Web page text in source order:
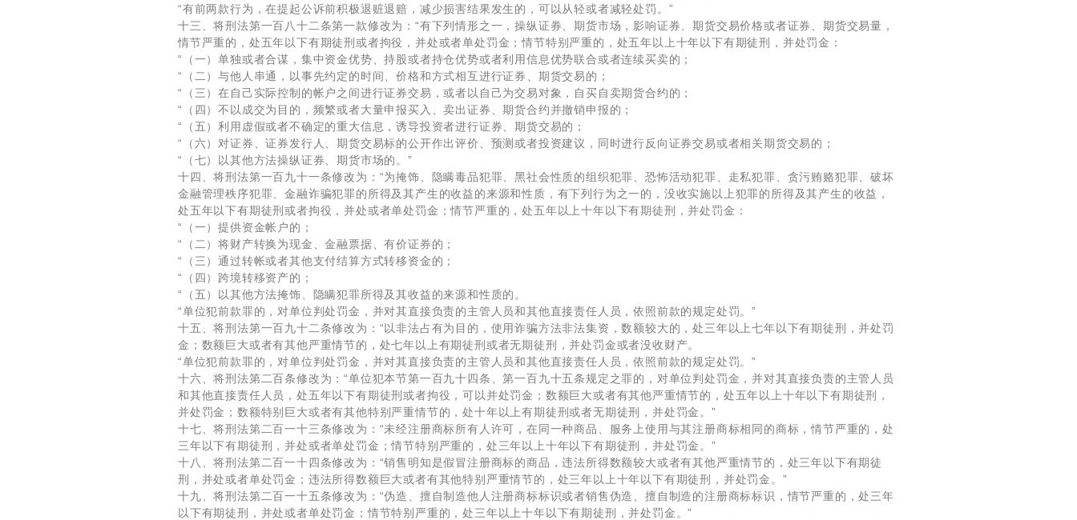
“有前两款行为，在提起公诉前积极退赃退赔，减少损害结果发生的，可以从轻或者减轻处罚。”
十三、将刑法第一百八十二条第一款修改为：“有下列情形之一，操纵证券、期货市场，影响证券、期货交易价格或者证券、期货交易量，
情节严重的，处五年以下有期徒刑或者拘役，并处或者单处罚金；情节特别严重的，处五年以上十年以下有期徒刑，并处罚金：
“（一）单独或者合谋，集中资金优势、持股或者持仓优势或者利用信息优势联合或者连续买卖的；
“（二）与他人串通，以事先约定的时间、价格和方式相互进行证券、期货交易的；
“（三）在自己实际控制的帐户之间进行证券交易，或者以自己为交易对象，自买自卖期货合约的；
“（四）不以成交为目的，频繁或者大量申报买入、卖出证券、期货合约并撤销申报的；
“（五）利用虚假或者不确定的重大信息，诱导投资者进行证券、期货交易的；
“（六）对证券、证券发行人、期货交易标的公开作出评价、预测或者投资建议，同时进行反向证券交易或者相关期货交易的；
“（七）以其他方法操纵证券、期货市场的。”
十四、将刑法第一百九十一条修改为：“为掩饰、隐瞒毒品犯罪、黑社会性质的组织犯罪、恐怖活动犯罪、走私犯罪、贪污贿赂犯罪、破坏
金融管理秩序犯罪、金融诈骗犯罪的所得及其产生的收益的来源和性质，有下列行为之一的，没收实施以上犯罪的所得及其产生的收益，
处五年以下有期徒刑或者拘役，并处或者单处罚金；情节严重的，处五年以上十年以下有期徒刑，并处罚金：
“（一）提供资金帐户的；
“（二）将财产转换为现金、金融票据、有价证券的；
“（三）通过转帐或者其他支付结算方式转移资金的；
“（四）跨境转移资产的；
“（五）以其他方法掩饰、隐瞒犯罪所得及其收益的来源和性质的。
“单位犯前款罪的，对单位判处罚金，并对其直接负责的主管人员和其他直接责任人员，依照前款的规定处罚。”
十五、将刑法第一百九十二条修改为：“以非法占有为目的，使用诈骗方法非法集资，数额较大的，处三年以上七年以下有期徒刑，并处罚
金；数额巨大或者有其他严重情节的，处七年以上有期徒刑或者无期徒刑，并处罚金或者没收财产。
“单位犯前款罪的，对单位判处罚金，并对其直接负责的主管人员和其他直接责任人员，依照前款的规定处罚。”
十六、将刑法第二百条修改为：“单位犯本节第一百九十四条、第一百九十五条规定之罪的，对单位判处罚金，并对其直接负责的主管人员
和其他直接责任人员，处五年以下有期徒刑或者拘役，可以并处罚金；数额巨大或者有其他严重情节的，处五年以上十年以下有期徒刑，
并处罚金；数额特别巨大或者有其他特别严重情节的，处十年以上有期徒刑或者无期徒刑，并处罚金。”
十七、将刑法第二百一十三条修改为：“未经注册商标所有人许可，在同一种商品、服务上使用与其注册商标相同的商标，情节严重的，处
三年以下有期徒刑，并处或者单处罚金；情节特别严重的，处三年以上十年以下有期徒刑，并处罚金。”
十八、将刑法第二百一十四条修改为：“销售明知是假冒注册商标的商品，违法所得数额较大或者有其他严重情节的，处三年以下有期徒
刑，并处或者单处罚金；违法所得数额巨大或者有其他特别严重情节的，处三年以上十年以下有期徒刑，并处罚金。”
十九、将刑法第二百一十五条修改为：“伪造、擅自制造他人注册商标标识或者销售伪造、擅自制造的注册商标标识，情节严重的，处三年
以下有期徒刑，并处或者单处罚金；情节特别严重的，处三年以上十年以下有期徒刑，并处罚金。”